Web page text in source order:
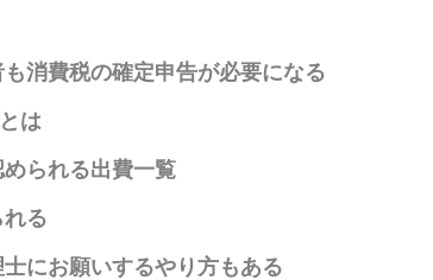
消費税の確定申告が必要になる
は
られる出費一覧
る
にお願いするやり方もある